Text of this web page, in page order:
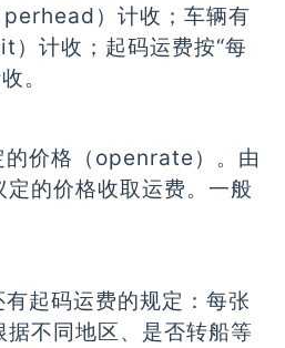
perhead）计收；车辆有
）计收；起码运费按“每
。
的价格（openrate）。由
的价格收取运费。一般
起码运费的规定：每张
不同地区、是否转船等